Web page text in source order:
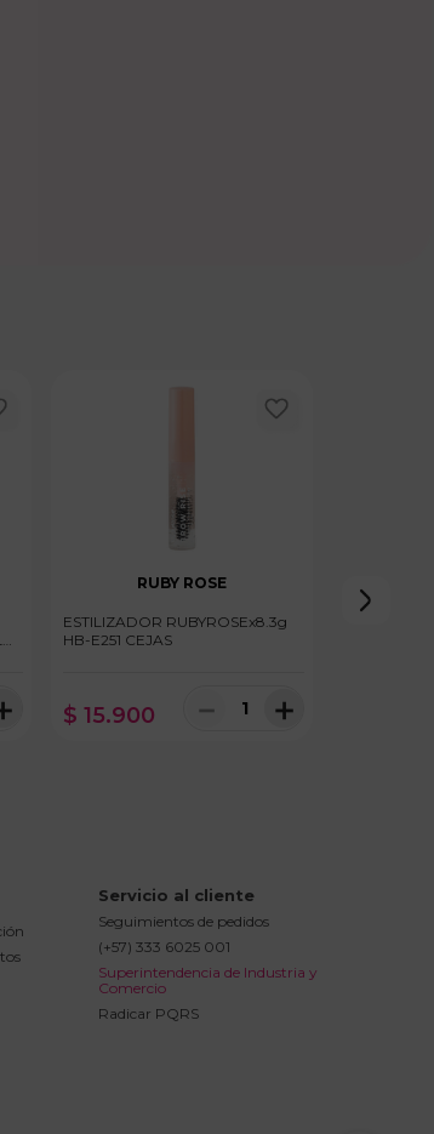
RUBY ROSE
ESTILIZADOR RUBYROSEx8.3g
HB-E251 CEJAS
$ 15.900 ＋
－
Servicio al cliente
Seguimientos de pedidos
(+57) 333 6025 001
Superintendencia de Industria y
Comercio
Radicar PQRS